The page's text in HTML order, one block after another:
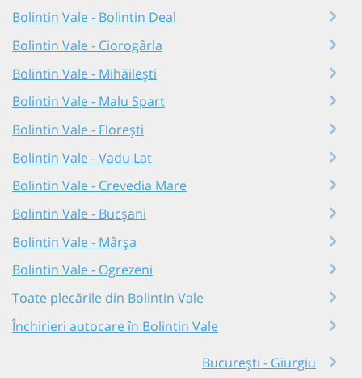
Bolintin Vale - Bolintin Deal
Bolintin Vale - Ciorogârla
Bolintin Vale - Mihăilești
Bolintin Vale - Malu Spart
Bolintin Vale - Florești
Bolintin Vale - Vadu Lat
Bolintin Vale - Crevedia Mare
Bolintin Vale - Bucșani
Bolintin Vale - Mârșa
Bolintin Vale - Ogrezeni
Toate plecările din Bolintin Vale
Închirieri autocare în Bolintin Vale
București - Giurgiu